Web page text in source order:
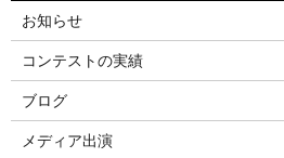
お知らせ
コンテストの実績
ブログ
メディア出演